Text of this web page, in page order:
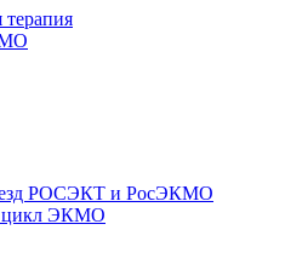
терапия
РОСЭКТ и РосЭКМО
цикл ЭКМО